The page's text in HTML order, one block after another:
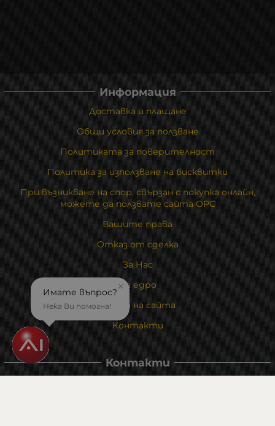
Информация
Доставка и плащане
Общи условия за ползване
Политиката за поверителност
Политика за използване на бисквитки
При възникване на спор, свързан с покупка онлайн,
можете да ползвате сайта ОРС
Вашите права
Отказ от сделка
За Нас
На едро
Карта на сайта
Контакти
Контакти
×
Имате въпрос?
Нека Ви помогна!